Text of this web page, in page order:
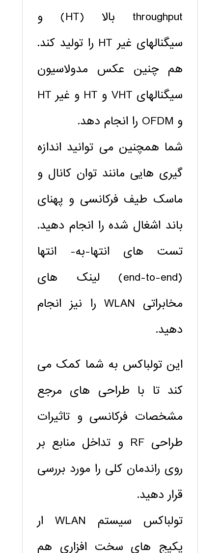
throughput بالا (HT) و
سیگنالهای غیر HT را تولید کند.
هم چنین عکس مدولاسیون
سیگنالهای VHT و HT و غیر HT
و OFDM را انجام دهد.
شما همچنین می توانید اندازه
گیری هایی مانند توان کانال و
ماسک طیف فرکانسی و پهنای
باند اشغال شده را انجام دهید.
تست های انتها-به- انتها
(end-to-end) لینک های
مخابراتی WLAN را نیز انجام
دهید.
این تولباکس به شما کمک می
کند تا با طراحی های مرجع
مشخصات فرکانسی و تاثیرات
طراحی RF و تداخل منابع بر
روی راندمان کلی را مورد بررسی
قرار دهید.
تولباکس سیستم WLAN ار
پکیج های سخت افزاری هم